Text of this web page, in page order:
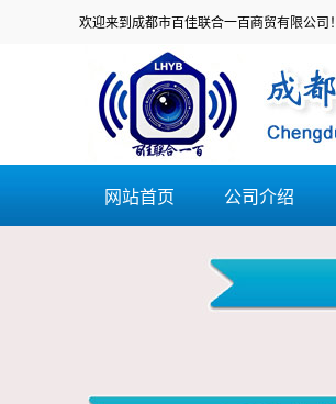
欢迎来到成都市百佳联合一百商贸有限公司！
网站首页 公司介绍